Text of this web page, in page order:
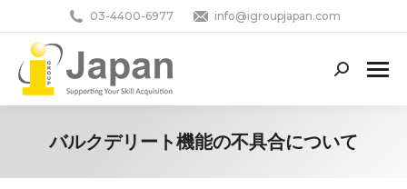
03-4400-6977 info@igroupjapan.com
Search:
バルクデリート機能の不具合について